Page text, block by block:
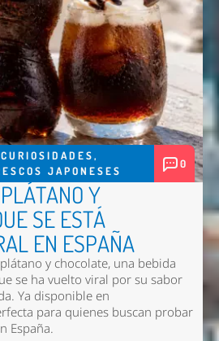
CURIOSIDADES,
JAPONESES
0
Y
SE ESTÁ
EN ESPAÑA
y chocolate, una bebida
se ha vuelto viral por su sabor
Ya disponible en
para quienes buscan probar
España.